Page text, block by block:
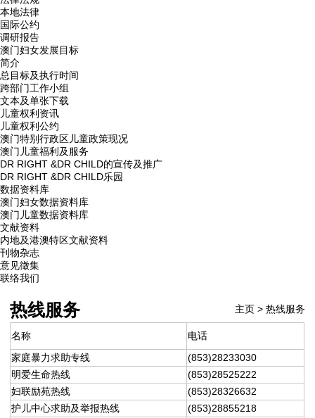
本地法律
国际公约
调研报告
澳门妇女发展目标
简介
总目标及执行时间
跨部门工作小组
文本及单张下载
儿童权利资讯
儿童权利公约
澳门特别行政区儿童政策现况
澳门儿童福利及服务
DR RIGHT &DR CHILD的宣传及推广
DR RIGHT &DR CHILD乐园
数据资料库
澳门妇女数据资料库
澳门儿童数据资料库
文献资料
内地及港澳特区文献资料
刊物杂志
意见徵集
联络我们
热线服务 主页> 热线服务
名称
电话
家庭暴力求助专线
(853)28233030
明爱生命热线
(853)28525222
妇联励苑热线
(853)28326632
护儿中心求助及举报热线
(853)28855218